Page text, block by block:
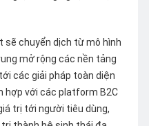
sẽ chuyển dịch từ mô hình
mở rộng các nền tảng
các giải pháp toàn diện
hợp với các platform B2C
trị tới người tiêu dùng,